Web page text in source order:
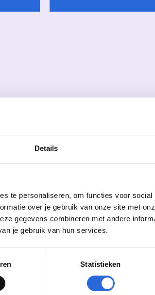
Details
te personaliseren, om functies voor
over je gebruik van onze site met
gegevens combineren met andere
je gebruik van hun services.
Statistieken